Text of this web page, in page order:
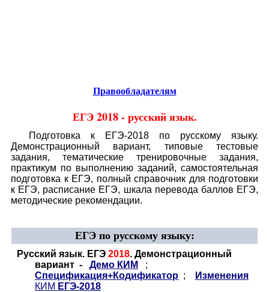
Правообладателям
ЕГЭ 2018 -русский язык.
Подготовка к ЕГЭ-2018 по русскому языку.
Демонстрационный вариант, типовые тестовые
задания, тематические тренировочные задания,
практикум по выполнению заданий, самостоятельная
подготовка к ЕГЭ, полный справочник для подготовки
к ЕГЭ, расписание ЕГЭ, шкала перевода баллов ЕГЭ,
методические рекомендации.
ЕГЭ по русскому языку:
Русский язык. ЕГЭ 2018. Демонстрационный
вариант -
Демо КИМ
;
Спецификация+Кодификатор ;
Изменения
КИМ ЕГЭ-2018